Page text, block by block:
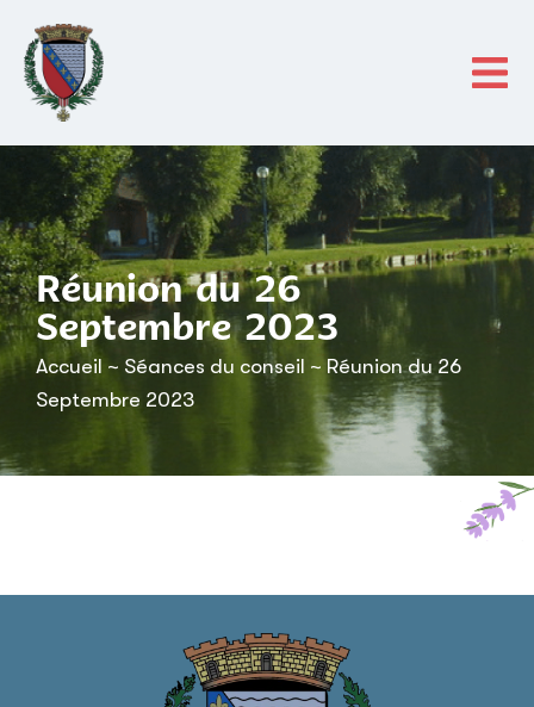
principal
Réunion du 26
Septembre 2023
Accueil ~ Séances du conseil ~ Réunion du 26
Septembre 2023